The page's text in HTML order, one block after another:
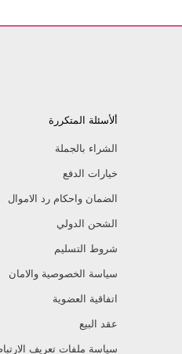
ألأسئلة المتكررة
الشراء بالجملة
خيارات الدفع
الضمان واحكام رد الاموال
الشحن الدولي
شروط التسليم
سياسة الخصوصية والامان
اتفاقية العضوية
عقد البيع
سياسة ملفات تعريف